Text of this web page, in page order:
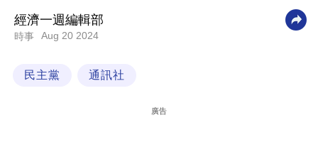
業
科
經濟一週編輯部
時事 Aug 20 2024
民主黨 通訊社
廣告